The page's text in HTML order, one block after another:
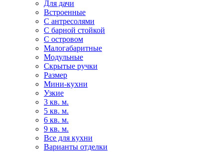
Для дачи
Встроенные
С антресолями
С барной стойкой
С островом
Малогабаритные
Модульные
Скрытые ручки
Размер
Мини-кухни
Узкие
3 кв. м.
5 кв. м.
6 кв. м.
9 кв. м.
Все для кухни
Варианты отделки